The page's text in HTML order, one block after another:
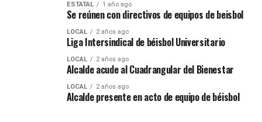
ESTATAL 1 año ago
Se reúnen con directivos de equipos de beisbol
LOCAL 2 años ago
Liga Intersindical de béisbol Universitario
LOCAL 2 años ago
Alcalde acude al Cuadrangular del Bienestar
LOCAL 2 años ago
Alcalde presente en acto de equipo de béisbol